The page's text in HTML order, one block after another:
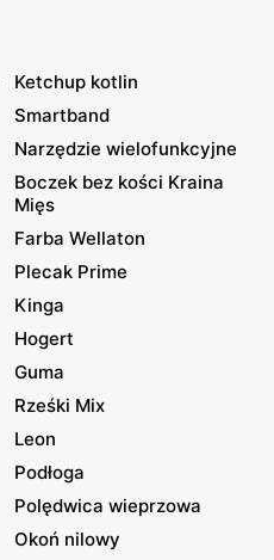
Ketchup kotlin
Smartband
Narzędzie wielofunkcyjne
Boczek bez kości Kraina
Mięs
Farba Wellaton
Plecak Prime
Kinga
Hogert
Guma
Rześki Mix
Leon
Podłoga
Polędwica wieprzowa
Okoń nilowy